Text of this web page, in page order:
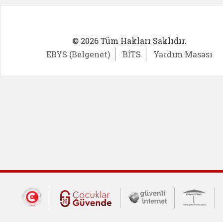
© 2026 Tüm Hakları Saklıdır.
EBYS (Belgenet)
BİTS Yardım Masası
Dış Bağlantılar
Cumhurbaşkanlığı İletişim Merkezi
Çocuklar Güvende (yeni
Güvenli